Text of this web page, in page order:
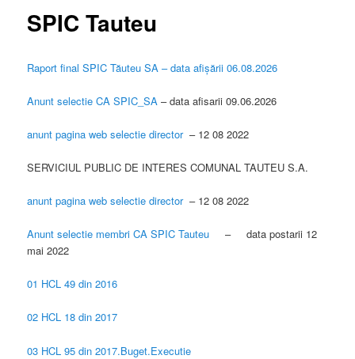
SPIC Tauteu
Raport final SPIC Tăuteu SA – data afișării 06.08.2026
Anunt selectie CA SPIC_SA – data afisarii 09.06.2026
anunt pagina web selectie director – 12 08 2022
SERVICIUL PUBLIC DE INTERES COMUNAL TAUTEU S.A.
anunt pagina web selectie director – 12 08 2022
Anunt selectie membri CA SPIC Tauteu
– data postarii 12
mai 2022
01 HCL 49 din 2016
02 HCL 18 din 2017
03 HCL 95 din 2017.Buget.Executie